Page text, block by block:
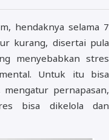
hendaknya selama 7
kurang, disertai pula
menyebabkan stres
Untuk itu bisa
pernapasan,
bisa dikelola dan